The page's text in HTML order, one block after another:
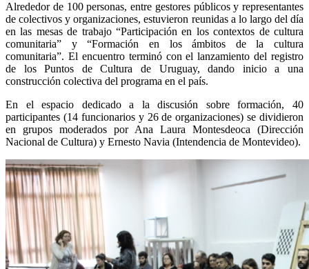
Alrededor de 100 personas, entre gestores públicos y representantes
de colectivos y organizaciones, estuvieron reunidas a lo largo del día
en las mesas de trabajo “Participación en los contextos de cultura
comunitaria” y “Formación en los ámbitos de la cultura
comunitaria”. El encuentro terminó con el lanzamiento del registro
de los Puntos de Cultura de Uruguay, dando inicio a una
construcción colectiva del programa en el país.
En el espacio dedicado a la discusión sobre formación, 40
participantes (14 funcionarios y 26 de organizaciones) se dividieron
en grupos moderados por Ana Laura Montesdeoca (Dirección
Nacional de Cultura) y Ernesto Navia (Intendencia de Montevideo).